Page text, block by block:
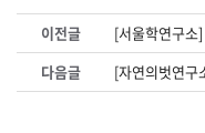
이전글
[서울학연구소
다음글
[자연의벗연구